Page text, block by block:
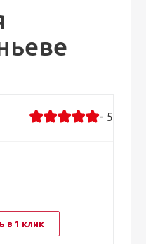
- 5
в 1 клик